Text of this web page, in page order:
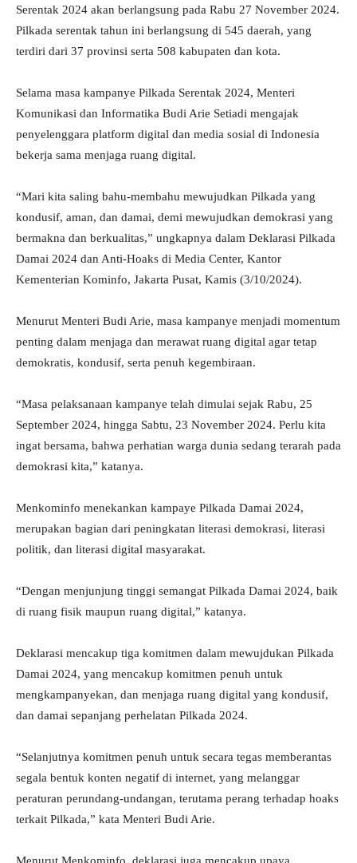
Serentak 2024 akan berlangsung pada Rabu 27 November 2024.
Pilkada serentak tahun ini berlangsung di 545 daerah, yang
terdiri dari 37 provinsi serta 508 kabupaten dan kota.
Selama masa kampanye Pilkada Serentak 2024, Menteri
Komunikasi dan Informatika Budi Arie Setiadi mengajak
penyelenggara platform digital dan media sosial di Indonesia
bekerja sama menjaga ruang digital.
“Mari kita saling bahu-membahu mewujudkan Pilkada yang
kondusif, aman, dan damai, demi mewujudkan demokrasi yang
bermakna dan berkualitas,” ungkapnya dalam Deklarasi Pilkada
Damai 2024 dan Anti-Hoaks di Media Center, Kantor
Kementerian Kominfo, Jakarta Pusat, Kamis (3/10/2024).
Menurut Menteri Budi Arie, masa kampanye menjadi momentum
penting dalam menjaga dan merawat ruang digital agar tetap
demokratis, kondusif, serta penuh kegembiraan.
“Masa pelaksanaan kampanye telah dimulai sejak Rabu, 25
September 2024, hingga Sabtu, 23 November 2024. Perlu kita
ingat bersama, bahwa perhatian warga dunia sedang terarah pada
demokrasi kita,” katanya.
Menkominfo menekankan kampaye Pilkada Damai 2024,
merupakan bagian dari peningkatan literasi demokrasi, literasi
politik, dan literasi digital masyarakat.
“Dengan menjunjung tinggi semangat Pilkada Damai 2024, baik
di ruang fisik maupun ruang digital,” katanya.
Deklarasi mencakup tiga komitmen dalam mewujdukan Pilkada
Damai 2024, yang mencakup komitmen penuh untuk
mengkampanyekan, dan menjaga ruang digital yang kondusif,
dan damai sepanjang perhelatan Pilkada 2024.
“Selanjutnya komitmen penuh untuk secara tegas memberantas
segala bentuk konten negatif di internet, yang melanggar
peraturan perundang-undangan, terutama perang terhadap hoaks
terkait Pilkada,” kata Menteri Budi Arie.